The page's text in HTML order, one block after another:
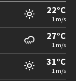
22°C
1 m/s
27°C
1 m/s
31°C
1 m/s